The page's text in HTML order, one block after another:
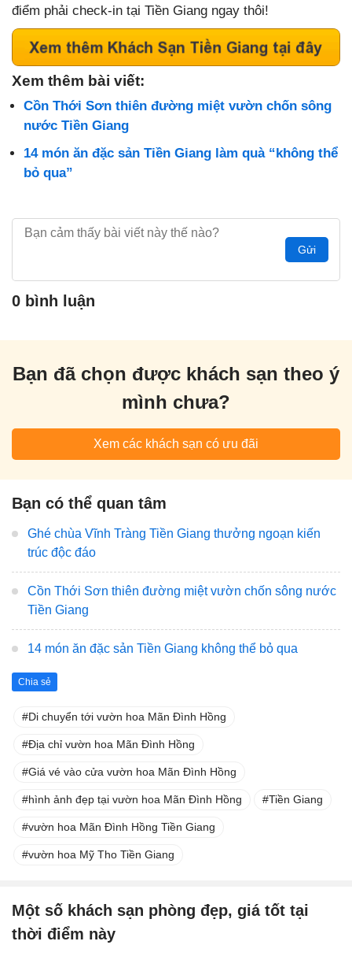
điểm phải check-in tại Tiền Giang ngay thôi!
Xem thêm bài viết:
Cồn Thới Sơn thiên đường miệt vườn chốn sông
nước Tiền Giang
14 món ăn đặc sản Tiền Giang làm quà “không thể
bỏ qua”
Gửi
0 bình luận
Bạn đã chọn được khách sạn theo ý
mình chưa?
Xem các khách sạn có ưu đãi
Bạn có thể quan tâm
Ghé chùa Vĩnh Tràng Tiền Giang thưởng ngoạn kiến
trúc độc đáo
Cồn Thới Sơn thiên đường miệt vườn chốn sông nước
Tiền Giang
14 món ăn đặc sản Tiền Giang không thể bỏ qua
Chia sẻ
Di chuyển tới vườn hoa Mãn Đình Hồng
Địa chỉ vườn hoa Mãn Đình Hồng
Giá vé vào cửa vườn hoa Mãn Đình Hồng
hình ảnh đẹp tại vườn hoa Mãn Đình Hồng Tiền Giang
vườn hoa Mãn Đình Hồng Tiền Giang
vườn hoa Mỹ Tho Tiền Giang
Một số khách sạn phòng đẹp, giá tốt tại
thời điểm này